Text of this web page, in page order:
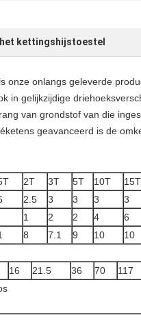
kettingshijstoestel
onze onlangs geleverde
in gelijkzijdige
van grondstof van die
geavanceerd is de
2T 3T 5T 10T 15T
2.5 3 3 3 3
1 2 2 4 6
8 7.1 9 10 10
16 21.5 36 70 117